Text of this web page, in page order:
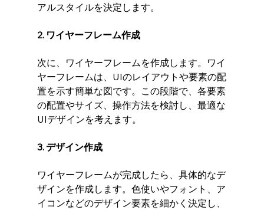
アルスタイルを決定します。
2. ワイヤーフレーム作成
次に、ワイヤーフレームを作成します。ワイ
ヤーフレームは、UIのレイアウトや要素の配
置を示す簡単な図です。この段階で、各要素
の配置やサイズ、操作方法を検討し、最適な
UIデザインを考えます。
3. デザイン作成
ワイヤーフレームが完成したら、具体的なデ
ザインを作成します。色使いやフォント、ア
イコンなどのデザイン要素を細かく決定し、